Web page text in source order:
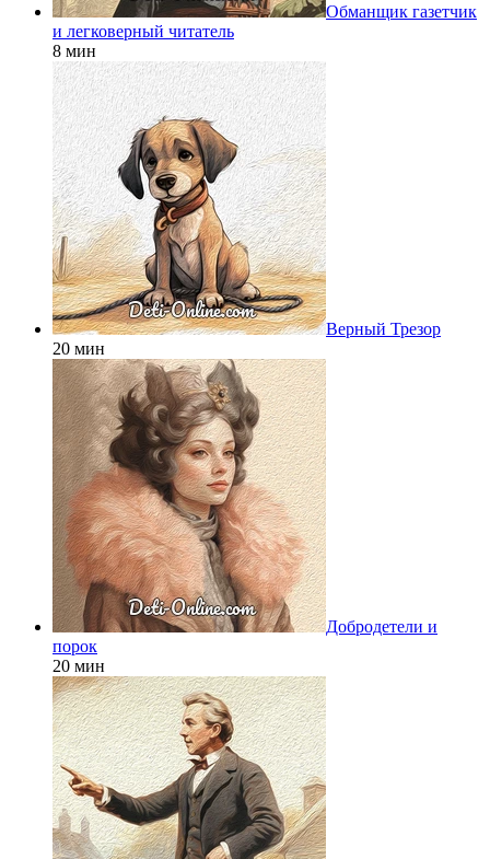
Обманщик газетчик
и легковерный читатель
8 мин
Верный Трезор
20 мин
Добродетели и
порок
20 мин